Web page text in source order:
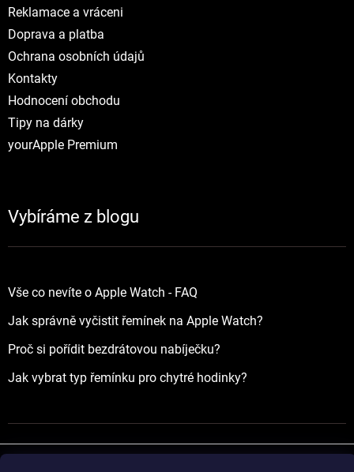
Reklamace a vráceni
Doprava a platba
Ochrana osobních údajů
Kontakty
Hodnocení obchodu
Tipy na dárky
yourApple Premium
Vybíráme z blogu
Vše co nevíte o Apple Watch - FAQ
Jak správně vyčistit řemínek na Apple Watch?
Proč si pořídit bezdrátovou nabíječku?
Jak vybrat typ řemínku pro chytré hodinky?